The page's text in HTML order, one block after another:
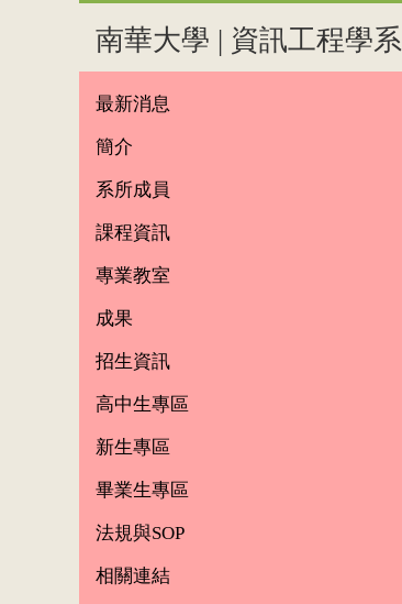
南華大學 | 資訊工程學系
最新消息
簡介
系所成員
課程資訊
專業教室
成果
招生資訊
高中生專區
新生專區
畢業生專區
法規與SOP
相關連結